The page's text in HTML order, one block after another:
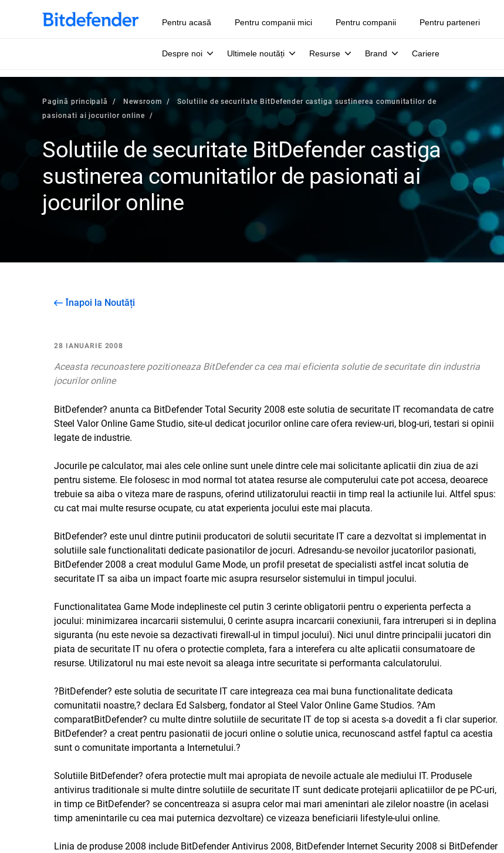
Pentru acasă Pentru companii mici Pentru companii Pentru parteneri
Despre noi Ultimele noutăți Resurse Brand Cariere
Pagină principală Newsroom
Solutiile de securitate BitDefender castiga sustinerea comunitatilor de
pasionati ai jocurilor online
Solutiile de securitate BitDefender castiga
sustinerea comunitatilor de pasionati ai
jocurilor online
Înapoi la Noutăți
28 IANUARIE 2008
Aceasta recunoastere pozitioneaza BitDefender ca cea mai eficienta solutie de securitate din industria
jocurilor online
BitDefender? anunta ca BitDefender Total Security 2008 este solutia de securitate IT recomandata de catre
Steel Valor Online Game Studio, site-ul dedicat jocurilor online care ofera review-uri, blog-uri, testari si opinii
legate de industrie.
Jocurile pe calculator, mai ales cele online sunt unele dintre cele mai solicitante aplicatii din ziua de azi
pentru sisteme. Ele folosesc in mod normal tot atatea resurse ale computerului cate pot accesa, deoarece
trebuie sa aiba o viteza mare de raspuns, oferind utilizatorului reactii in timp real la actiunile lui. Altfel spus:
cu cat mai multe resurse ocupate, cu atat experienta jocului este mai placuta.
BitDefender? este unul dintre putinii producatori de solutii securitate IT care a dezvoltat si implementat in
solutiile sale functionalitati dedicate pasionatilor de jocuri. Adresandu-se nevoilor jucatorilor pasionati,
BitDefender 2008 a creat modulul Game Mode, un profil presetat de specialisti astfel incat solutia de
securitate IT sa aiba un impact foarte mic asupra resurselor sistemului in timpul jocului.
Functionalitatea Game Mode indeplineste cel putin 3 cerinte obligatorii pentru o experienta perfecta a
jocului: minimizarea incarcarii sistemului, 0 cerinte asupra incarcarii conexiunii, fara intreruperi si in deplina
siguranta (nu este nevoie sa dezactivati firewall-ul in timpul jocului). Nici unul dintre principalii jucatori din
piata de securitate IT nu ofera o protectie completa, fara a interefera cu alte aplicatii consumatoare de
resurse. Utilizatorul nu mai este nevoit sa aleaga intre securitate si performanta calculatorului.
?BitDefender? este solutia de securitate IT care integreaza cea mai buna functionalitate dedicata
comunitatii noastre,? declara Ed Salsberg, fondator al Steel Valor Online Game Studios. ?Am
comparatBitDefender? cu multe dintre solutiile de securitate IT de top si acesta s-a dovedit a fi clar superior.
BitDefender? a creat pentru pasionatii de jocuri online o solutie unica, recunoscand astfel faptul ca acestia
sunt o comunitate importanta a Internetului.?
Solutiile BitDefender? ofera protectie mult mai apropiata de nevoile actuale ale mediului IT. Produsele
antivirus traditionale si multe dintre solutiile de securitate IT sunt dedicate protejarii aplicatiilor de pe PC-uri,
in timp ce BitDefender? se concentreaza si asupra celor mai mari amenintari ale zilelor noastre (in acelasi
timp amenintarile cu cea mai puternica dezvoltare) ce vizeaza beneficiarii lifestyle-ului online.
Linia de produse 2008 include BitDefender Antivirus 2008, BitDefender Internet Security 2008 si BitDefender